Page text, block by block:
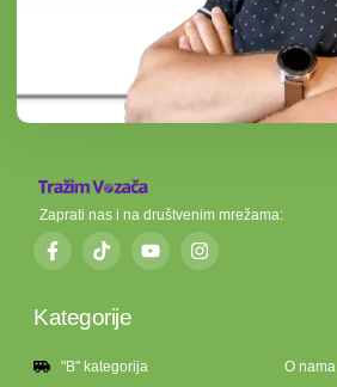
Zaprati nas i na društvenim mrežama:
Kategorije
"B" kategorija
O nama